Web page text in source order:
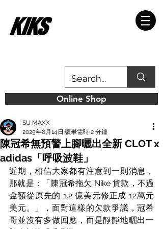
Online Shop
陳冠希無預警上腳曬出全新 CLOT x
adidas「呼吸波鞋」
SU MAXX
2025年8月14日 讀畢需時 2 分鐘
近期，相信大家都有注意到一則消息，
那就是：「陳冠希拖欠 Nike 貨款，不過
金額從原先的 1.2 億美元修正成 12萬元
美元。」，面對這樣的欠款爭議，冠希
哥並沒有多做回應，而是靜靜地曬出一